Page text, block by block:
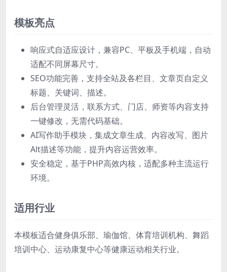
模板亮点
响应式自适应设计，兼容PC、平板及手机端，自动
适配不同屏幕尺寸。
SEO功能完善，支持全站及各栏目、文章页自定义
标题、关键词、描述。
后台管理灵活，联系方式、门店、师资等内容支持
一键修改，无需代码基础。
AI写作助手模块，集成文章生成、内容改写、图片
Alt描述等功能，提升内容运营效率。
安全稳定，基于PHP高效内核，适配多种主流运行
环境。
适用行业
本模板适合健身俱乐部、瑜伽馆、体育培训机构、舞蹈
培训中心、运动康复中心等健康运动相关行业。